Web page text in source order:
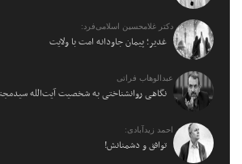
دکتر غلامحسین اسلامی‌فرد:
غدیر؛ پیمان جاودانه امت با ولایت
عبدالوهاب فراتی
نگاهی روانشناختی به شخصیت آیت‌الله
احمد زیدآبادی:
توافق و دشمنانش!